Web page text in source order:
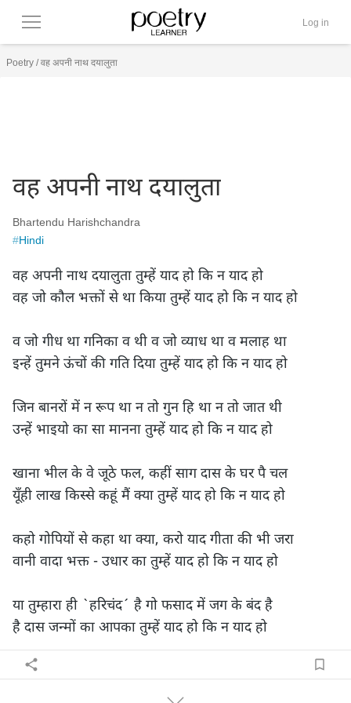
Log in
Poetry /वह अपनी नाथ दयालुता
वह अपनी नाथ दयालुता
Bhartendu Harishchandra
#Hindi
वह अपनी नाथ दयालुता तुम्हें याद हो कि न याद हो
वह जो कौल भक्तों से था किया तुम्हें याद हो कि न याद हो
व जो गीध था गनिका व थी व जो व्याध था व मलाह था
इन्हें तुमने ऊंचों की गति दिया तुम्हें याद हो कि न याद हो
जिन बानरों में न रूप था न तो गुन हि था न तो जात थी
उन्हें भाइयो का सा मानना तुम्हें याद हो कि न याद हो
खाना भील के वे जूठे फल, कहीं साग दास के घर पै चल
यूँही लाख किस्से कहूं मैं क्या तुम्हें याद हो कि न याद हो
कहो गोपियों से कहा था क्या, करो याद गीता की भी जरा
वानी वादा भक्त - उधार का तुम्हें याद हो कि न याद हो
या तुम्हारा ही `हरिचंद´ है गो फसाद में जग के बंद है
है दास जन्मों का आपका तुम्हें याद हो कि न याद हो